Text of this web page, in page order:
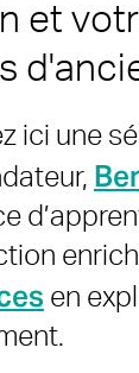
et
ici une
en